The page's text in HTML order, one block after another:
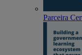
Parceira